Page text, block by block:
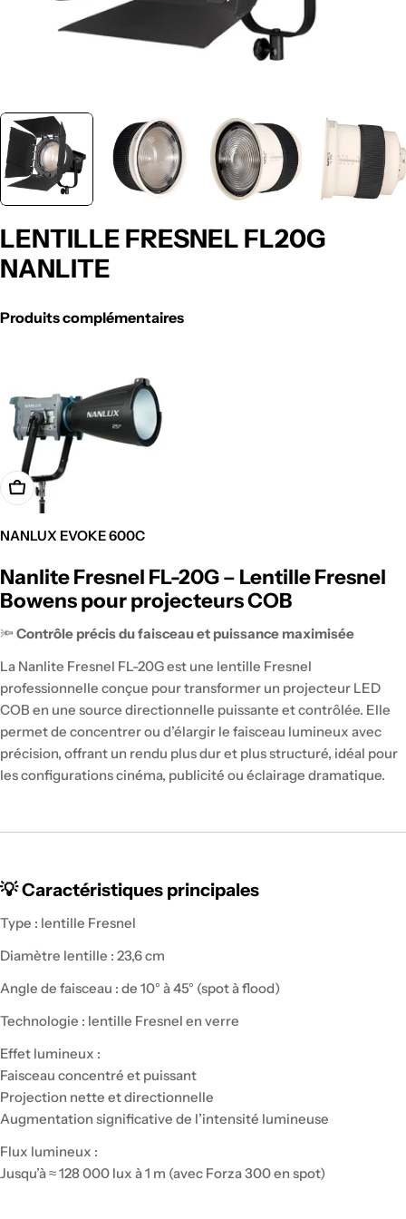
LENTILLE FRESNEL FL20G
NANLITE
Produits complémentaires
NANLUX EVOKE 600C
régulier
Nanlite Fresnel FL-20G – Lentille Fresnel
Bowens pour projecteurs COB
🔦 Contrôle précis du faisceau et puissance maximisée
La Nanlite Fresnel FL-20G est une lentille Fresnel
professionnelle conçue pour transformer un projecteur LED
COB en une source directionnelle puissante et contrôlée. Elle
permet de concentrer ou d’élargir le faisceau lumineux avec
précision, offrant un rendu plus dur et plus structuré, idéal pour
les configurations cinéma, publicité ou éclairage dramatique.
💡 Caractéristiques principales
Type : lentille Fresnel
Diamètre lentille : 23,6 cm
Angle de faisceau : de 10° à 45° (spot à flood)
Technologie : lentille Fresnel en verre
Effet lumineux :
Faisceau concentré et puissant
Projection nette et directionnelle
Augmentation significative de l’intensité lumineuse
Flux lumineux :
Jusqu’à ≈ 128 000 lux à 1 m (avec Forza 300 en spot)